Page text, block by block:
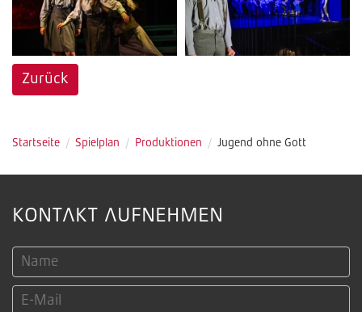
Zurück
Startseite / Spielplan / Produktionen / Jugend ohne Gott
KONTAKT AUFNEHMEN